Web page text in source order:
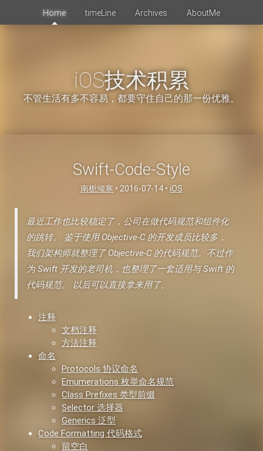
Home timeLine Archives AboutMe
iOS技术积累
不管生活有多不容易，都要守住自己的那一份优雅。
Swift-Code-Style
南栀倾寒 • 2016-07-14 • iOS
最近工作也比较稳定了，公司在做代码规范和组件化
的跳转。 鉴于使用 Objective-C 的开发成员比较多，
我们架构师就整理了 Objective-C 的代码规范。不过作
为 Swift 开发的老司机，也整理了一套适用与 Swift 的
代码规范。 以后可以直接拿来用了。
注释
文档注释
方法注释
命名
Protocols 协议命名
Emumerations 枚举命名规范
Class Prefixes 类型前缀
Selector 选择器
Generics 泛型
Code Formatting 代码格式
留空白